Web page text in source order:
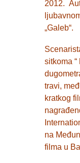
2012.
„Galeb“.
sitkoma
travi,
kratkog
na
filma u